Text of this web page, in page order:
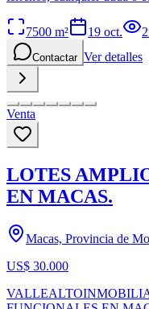
7500 m² 19 oct.
Contactar Ver detalles
Venta
LOTES
EN MACAS.
Macas, Provincia de
US$ 30.000